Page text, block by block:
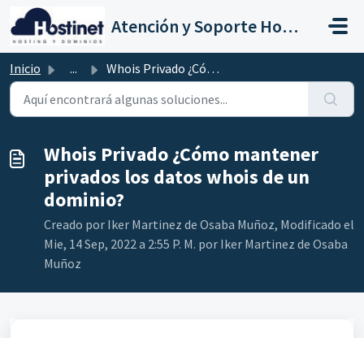
Saltar al contenido principal
Atención y Soporte Hostinet
Inicio ... Whois Privado ¿Cómo mantener privados los datos whois de ...
Whois Privado ¿Cómo mantener
privados los datos whois de un
dominio?
Creado por Iker Martinez de Osaba Muñoz, Modificado el
Mie, 14 Sep, 2022 a 2:55 P. M. por Iker Martinez de Osaba
Muñoz